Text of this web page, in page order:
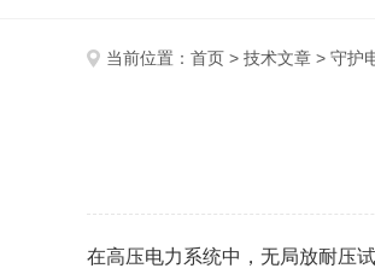
当前位置： 首页 > 技术文章 > 守护
在高压电力系统中，无局放耐压